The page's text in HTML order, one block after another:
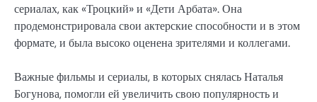
сериалах, как «Троцкий» и «Дети Арбата». Она
продемонстрировала свои актерские способности и в этом
формате, и была высоко оценена зрителями и коллегами.
Важные фильмы и сериалы, в которых снялась Наталья
Богунова, помогли ей увеличить свою популярность и